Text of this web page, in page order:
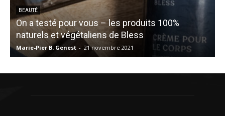
BEAUTÉ
On a testé pour vous – les produits 100%
naturels et végétaliens de Bless
Marie-Pier B. Genest - 21 novembre 2021